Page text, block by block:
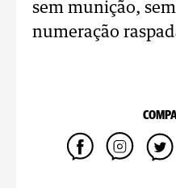
sem munição,
numeração